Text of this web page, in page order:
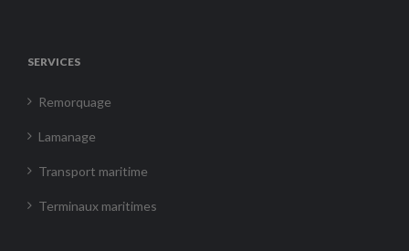
SERVICES
Remorquage
Lamanage
Transport maritime
Terminaux maritimes